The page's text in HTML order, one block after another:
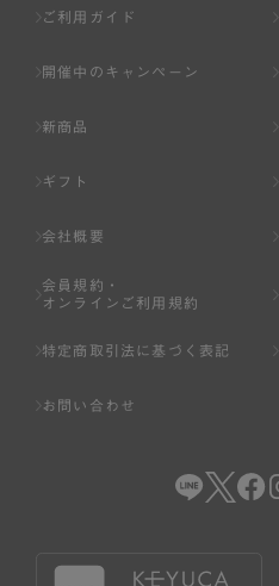
ご利用ガイド
開催中のキャンペーン
新商品
ギフト
会社概要
会員規約・
オンラインご利用規約
特定商取引法に基づく表記
お問い合わせ